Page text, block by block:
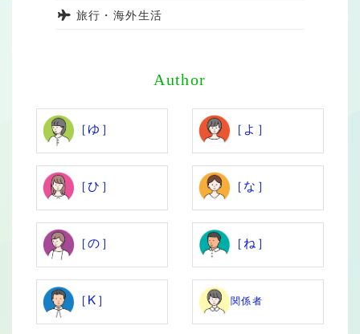
旅行・海外生活
Author
［ゆ］ ［よ］
［ひ］ ［な］
［の］ ［ね］
［K］ 関係者